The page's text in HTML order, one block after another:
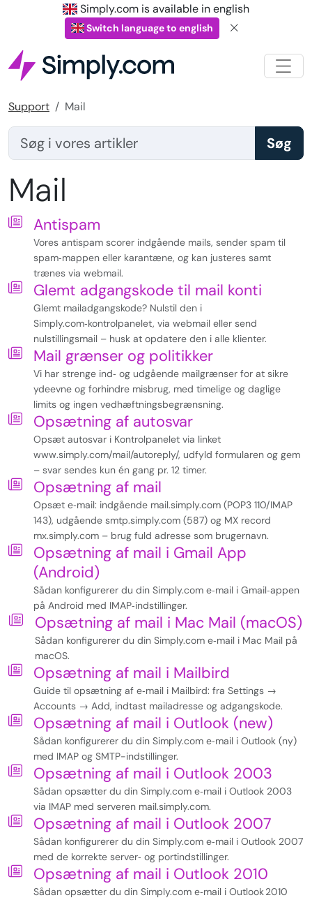
Simply.com is available in english
Switch language to english
Support Mail
Mail
Antispam
Vores antispam scorer indgående mails, sender spam til
spam‑mappen eller karantæne, og kan justeres samt
trænes via webmail.
Glemt adgangskode til mail konti
Glemt mailadgangskode? Nulstil den i
Simply.com‑kontrolpanelet, via webmail eller send
nulstillingsmail – husk at opdatere den i alle klienter.
Mail grænser og politikker
Vi har strenge ind‑ og udgående mailgrænser for at sikre
ydeevne og forhindre misbrug, med timelige og daglige
limits og ingen vedhæftningsbegrænsning.
Opsætning af autosvar
Opsæt autosvar i Kontrolpanelet via linket
www.simply.com/mail/autoreply/, udfyld formularen og gem
– svar sendes kun én gang pr. 12 timer.
Opsætning af mail
Opsæt e‑mail: indgående mail.simply.com (POP3 110/IMAP
143), udgående smtp.simply.com (587) og MX record
mx.simply.com – brug fuld adresse som brugernavn.
Opsætning af mail i Gmail App
(Android)
Sådan konfigurerer du din Simply.com e‑mail i Gmail‑appen
på Android med IMAP‑indstillinger.
Opsætning af mail i Mac Mail (macOS)
Sådan konfigurerer du din Simply.com e‑mail i Mac Mail på
macOS.
Opsætning af mail i Mailbird
Guide til opsætning af e‑mail i Mailbird: fra Settings →
Accounts → Add, indtast mailadresse og adgangskode.
Opsætning af mail i Outlook (new)
Sådan konfigurerer du din Simply.com e‑mail i Outlook (ny)
med IMAP og SMTP-indstillinger.
Opsætning af mail i Outlook 2003
Sådan opsætter du din Simply.com e‑mail i Outlook 2003
via IMAP med serveren mail.simply.com.
Opsætning af mail i Outlook 2007
Sådan konfigurerer du din Simply.com e‑mail i Outlook 2007
med de korrekte server‑ og portindstillinger.
Opsætning af mail i Outlook 2010
Sådan opsætter du din Simply.com e‑mail i Outlook 2010